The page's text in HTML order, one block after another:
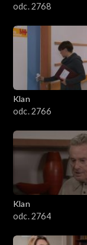
odc. 2768
Klan
odc. 2766
Klan
odc. 2764